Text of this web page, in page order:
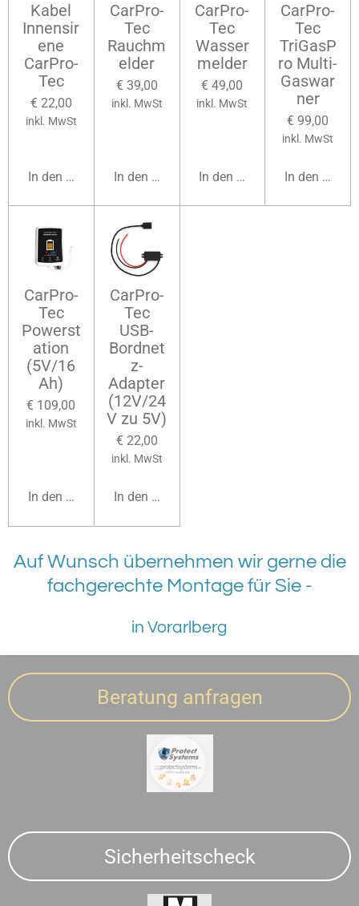
Kabel
Innensir
ene
CarPro-
Tec
€ 22,00
inkl. MwSt
In den Warenkorb
CarPro-
Tec
Rauchm
elder
€ 39,00
inkl. MwSt
In den Warenkorb
CarPro-
Tec
Wasser
melder
€ 49,00
inkl. MwSt
In den Warenkorb
CarPro-
Tec
TriGasP
ro Multi-
Gaswar
ner
€ 99,00
inkl. MwSt
In den
CarPro-
Tec
Powerst
ation
(5V/16
Ah)
€ 109,00
inkl. MwSt
In den Warenkorb
CarPro-
Tec
USB-
Bordnet
z-
Adapter
(12V/24
V zu 5V)
€ 22,00
inkl. MwSt
In den Warenkorb
Auf Wunsch übernehmen wir gerne die
fachgerechte Montage für Sie -
in Vorarlberg
Beratung anfragen
Sicherheitscheck